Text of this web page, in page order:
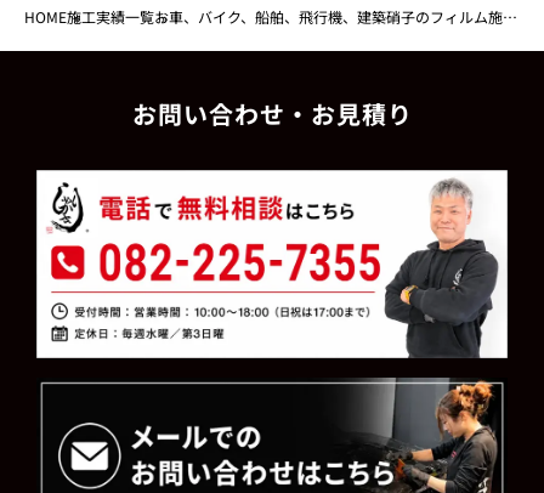
HOME施工実績一覧お車、バイク、船舶、飛行機、建築硝子のフィルム施工
お問い合わせ・お見積り